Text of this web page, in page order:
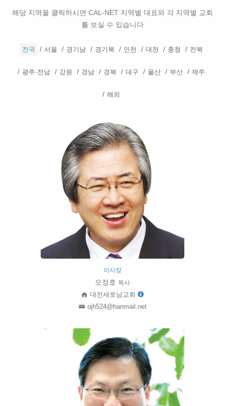
해당 지역을 클릭하시면 CAL-NET 지역별 대표와 각 지역별 교회
를 보실 수 있습니다
전국 서울 경기남 경기북 인천 대전 충청 전북
광주·전남 강원 경남 경북 대구 울산 부산 제주
해외
이사장
오정호 목사
대전새로남교회
ojh524@hanmail.net